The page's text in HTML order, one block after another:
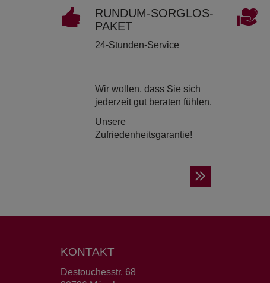
RUND­UM-SORG­LOS-
PAKET
24-Stunden-Service
Wir wollen, dass Sie sich
jederzeit gut beraten fühlen.
Unsere
Zufriedenheitsgarantie!
KONTAKT
Destouchesstr. 68